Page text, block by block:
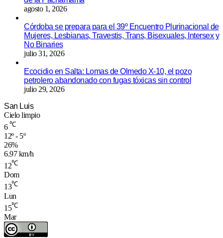
agosto 1, 2026
Córdoba se prepara para el 39º Encuentro Plurinacional de
Mujeres, Lesbianas, Travestis, Trans, Bisexuales, Intersex y
No Binaries
julio 31, 2026
Ecocidio en Salta: Lomas de Olmedo X-10, el pozo
petrolero abandonado con fugas tóxicas sin control
julio 29, 2026
San Luis
Cielo limpio
6 ℃
12º - 5º
26%
6.97 km/h
12℃
Dom
13℃
Lun
15℃
Mar